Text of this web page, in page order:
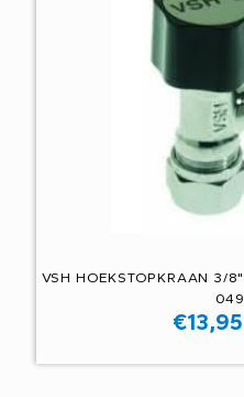
VSH HOEKSTOPKRAAN 3/
€13,95